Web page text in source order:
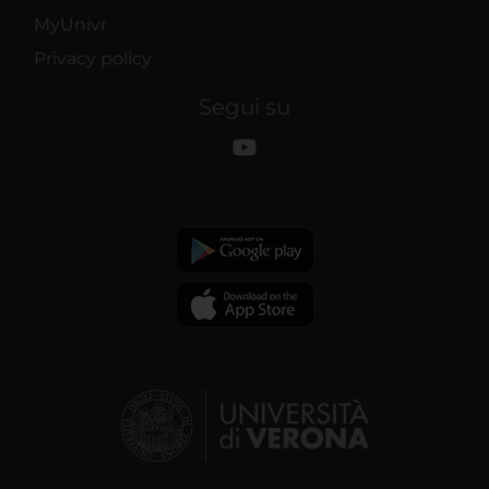
MyUnivr
Privacy policy
Segui su